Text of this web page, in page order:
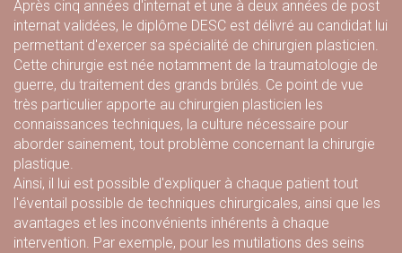
Après cinq années d'internat et une à deux années de post
internat validées, le diplôme DESC est délivré au candidat lui
permettant d'exercer sa spécialité de chirurgien plasticien.
Cette chirurgie est née notamment de la traumatologie de
guerre, du traitement des grands brûlés. Ce point de vue
très particulier apporte au chirurgien plasticien les
connaissances techniques, la culture nécessaire pour
aborder sainement, tout problème concernant la chirurgie
plastique.
Ainsi, il lui est possible d'expliquer à chaque patient tout
l'éventail possible de techniques chirurgicales, ainsi que les
avantages et les inconvénients inhérents à chaque
intervention. Par exemple, pour les mutilations des seins